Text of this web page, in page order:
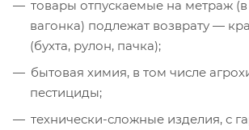
товары отпускаемые на метраж
вагонка) подлежат возврату —
(бухта, рулон, пачка);
бытовая химия, в том числе
пестициды;
технически-сложные изделия, с